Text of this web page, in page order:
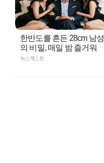
한반도를 흔든 28cm 남성
의 비밀, 매일 밤 즐거워
뉴스캐스트